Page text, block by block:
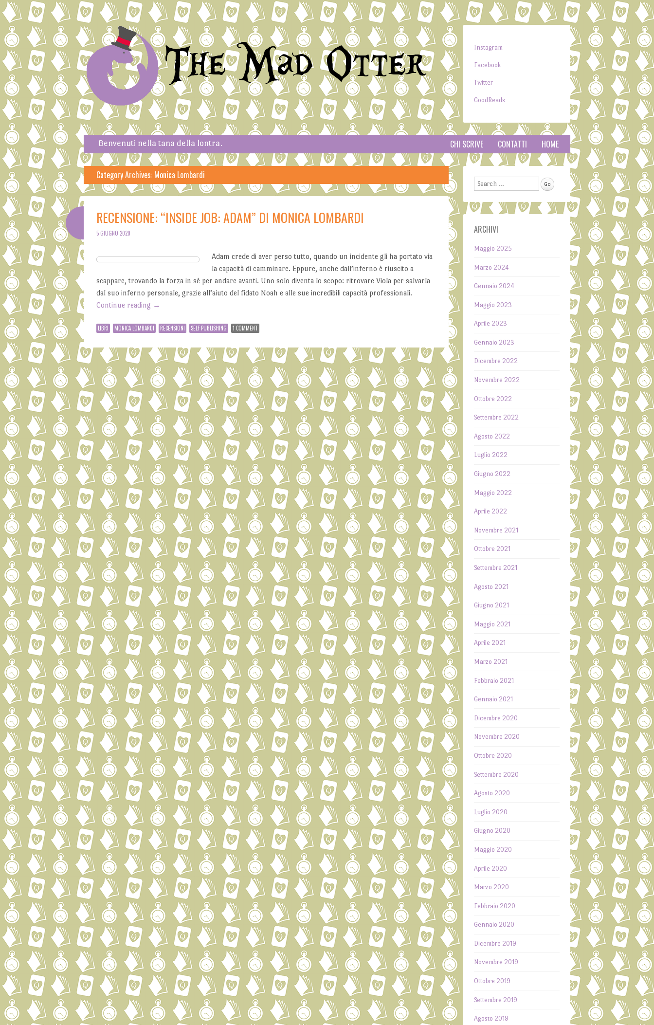
The Mad Otter Instagram
Facebook
Twitter
GoodReads
Benvenuti nella tana della lontra.
Menu
Skip to content HOME
CONTATTI
CHI SCRIVE
Category Archives: Monica Lombardi
RECENSIONE: “INSIDE JOB: ADAM” DI MONICA LOMBARDI
5 GIUGNO 2020
Adam crede di aver perso tutto, quando un incidente gli ha portato via
la capacità di camminare. Eppure, anche dall’inferno è riuscito a
scappare, trovando la forza in sé per andare avanti. Uno solo diventa lo scopo: ritrovare Viola per salvarla
dal suo inferno personale, grazie all’aiuto del fidato Noah e alle sue incredibili capacità professionali.
Continue reading →
LIBRI MONICA LOMBARDI RECENSIONI SELF PUBLISHING 1 COMMENT
Post navigation
Search
ARCHIVI
Maggio 2025
Marzo 2024
Gennaio 2024
Maggio 2023
Aprile 2023
Gennaio 2023
Dicembre 2022
Novembre 2022
Ottobre 2022
Settembre 2022
Agosto 2022
Luglio 2022
Giugno 2022
Maggio 2022
Aprile 2022
Novembre 2021
Ottobre 2021
Settembre 2021
Agosto 2021
Giugno 2021
Maggio 2021
Aprile 2021
Marzo 2021
Febbraio 2021
Gennaio 2021
Dicembre 2020
Novembre 2020
Ottobre 2020
Settembre 2020
Agosto 2020
Luglio 2020
Giugno 2020
Maggio 2020
Aprile 2020
Marzo 2020
Febbraio 2020
Gennaio 2020
Dicembre 2019
Novembre 2019
Ottobre 2019
Settembre 2019
Agosto 2019